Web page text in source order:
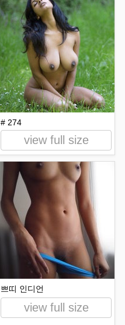
# 274
view full size
쁘띠 인디언
view full size